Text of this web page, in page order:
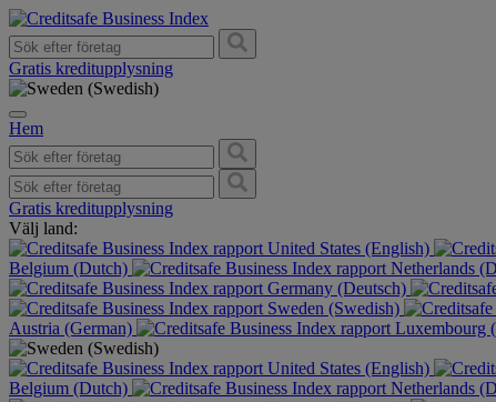
Gratis kreditupplysning
Hem
Gratis kreditupplysning
Välj land:
United States (English)
Belgium (Dutch)
Netherlands
Germany (Deutsch)
Sweden (Swedish)
Austria (German)
Luxembourg
United States (English)
Belgium (Dutch)
Netherlands